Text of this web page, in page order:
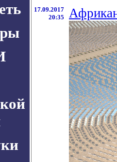
17.09.2017
20:35